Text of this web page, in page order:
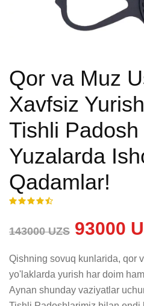
Qor va Muz
Xavfsiz
Tishli
Yuzalarda
Qadamlar!
143000 UZS 93000
Qishning sovuq kunlarida, qor
yo'laklarda yurish har doim
Aynan shunday vaziyatlar